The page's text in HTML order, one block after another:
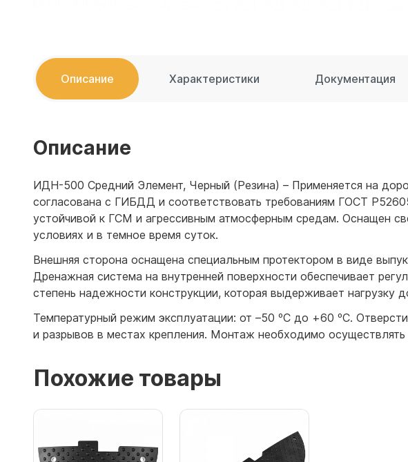
Описание Характеристики Документация
Описание
ИДН-500 Средний Элемент, Черный (Резина) – Применяется на
согласована с ГИБДД и соответствовать требованиям ГОСТ
устойчивой к ГСМ и агрессивным атмосферным средам. Оснащен
условиях и в темное время суток.
Внешняя сторона оснащена специальным протектором в виде
Дренажная система на внутренней поверхности обеспечивает
степень надежности конструкции, которая выдерживает нагрузку
Температурный режим эксплуатации: от –50 ºС до +60 ºС.
и разрывов в местах крепления. Монтаж необходимо
Похожие товары